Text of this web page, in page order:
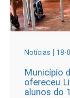
Notícias | 18-
Município
ofereceu
alunos do